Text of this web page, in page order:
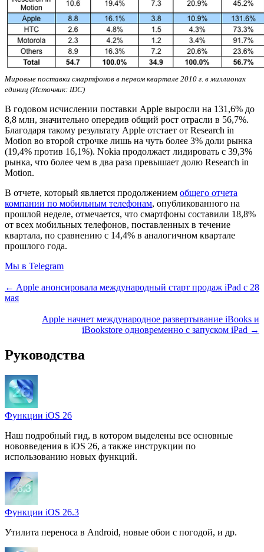
Мировые поставки смартфонов в первом квартале 2010 г. в миллионах
единиц (Источник: IDC)
В годовом исчислении поставки Apple выросли на 131,6% до
8,8 млн, значительно опередив общий рост отрасли в 56,7%.
Благодаря такому результату Apple отстает от Research in
Motion во второй строчке лишь на чуть более 3% доли рынка
(19,4% против 16,1%). Nokia продолжает лидировать с 39,3%
рынка, что более чем в два раза превышает долю Research in
Motion.
В отчете, который является продолжением общего отчета
компании по мобильным телефонам, опубликованного на
прошлой неделе, отмечается, что смартфоны составили 18,8%
от всех мобильных телефонов, поставленных в течение
квартала, по сравнению с 14,4% в аналогичном квартале
прошлого года.
Мы в Telegram
← Apple анонсировала международный старт продаж iPad с 28
мая
Apple начнет международное развертывание iBooks и
iBookstore одновременно с запуском iPad →
Руководства
Функции iOS 26
Наш подробный гид, в котором выделены все основные
нововведения в iOS 26, а также инструкции по
использованию новых функций.
Функции iOS 26.3
Утилита переноса в Android, новые обои с погодой, и др.